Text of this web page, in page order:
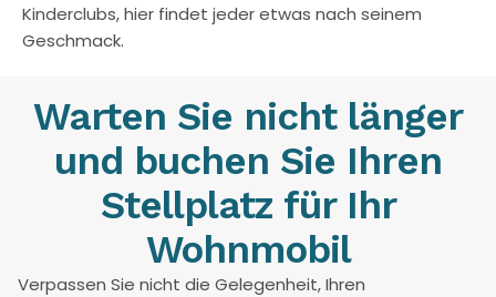
Kinderclubs, hier findet jeder etwas nach seinem
Geschmack.
Warten Sie nicht länger
und buchen Sie Ihren
Stellplatz für Ihr
Wohnmobil
Verpassen Sie nicht die Gelegenheit, Ihren